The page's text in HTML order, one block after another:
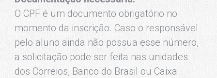
O CPF é um documento obrigatório no
momento da inscrição. Caso o responsável
pelo aluno ainda não possua esse número,
a solicitação pode ser feita nas unidades
dos Correios, Banco do Brasil ou Caixa